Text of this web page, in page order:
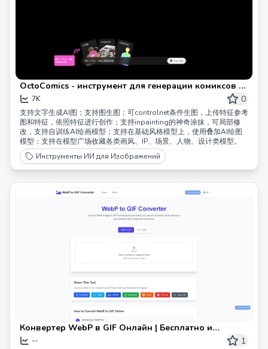
OctoComics - инструмент для генерации комиксов с
помощью искусственного интеллекта - бесплатная
онлайн-платформа для рисования с
использованием ИИ.
7K 0
支持文字生成AI图；支持图生图；可controlnet条件生图，上传特征参考
图和特征，依照特征进行创作；支持inpainting的神奇涂抹，可局部修
改，支持自训练AI绘画模型；支持在基础风格模型上，使用叠加AI绘图
模型；支持在模型广场收藏各类画风、IP、场景、人物、设计类模型。
Инструменты ИИ для Изображений
Конвертер WebP в GIF Онлайн | Бесплатно и
Безопасно
-- 1